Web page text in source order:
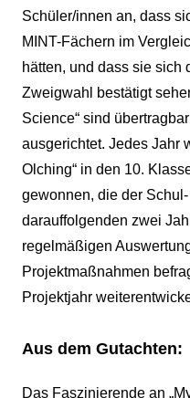
Schüler/innen an, dass
MINT-Fächern im
hätten, und dass sie sich
Zweigwahl bestätigt
Science“ sind
ausgerichtet. Jedes Jahr
Olching“ in den 10.
gewonnen, die der
darauffolgenden zwei
regelmäßigen
Projektmaßnahmen
Projektjahr
Aus dem Gutachten:
Das Faszinierende an